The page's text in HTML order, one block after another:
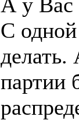
С одной
партии